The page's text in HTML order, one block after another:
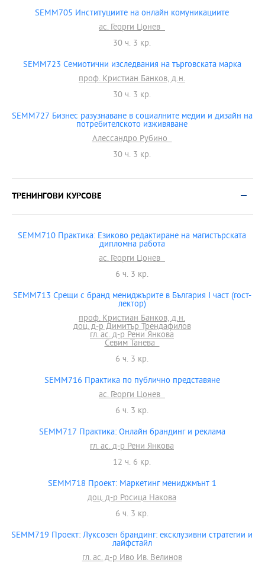
SEMM705 Институциите на онлайн комуникациите
ас. Георги Цонев
30 ч. 3 кр.
SEMM723 Семиотични изследвания на търговската марка
проф. Кристиан Банков, д.н.
30 ч. 3 кр.
SEMM727 Бизнес разузнаване в социалните медии и дизайн на
потребителското изживяване
Алессандро Рубино
30 ч. 3 кр.
ТРЕНИНГОВИ КУРСОВЕ
SEMM710 Практика: Езиково редактиране на магистърската
дипломна работа
ас. Георги Цонев
6 ч. 3 кр.
SEMM713 Срещи с бранд мениджърите в България I част (гост-
лектор)
проф. Кристиан Банков, д.н.
доц. д-р Димитър Трендафилов
гл. ас. д-р Рени Янкова
Севим Танева
6 ч. 3 кр.
SEMM716 Практика по публично представяне
ас. Георги Цонев
6 ч. 3 кр.
SEMM717 Практика: Онлайн брандинг и реклама
гл. ас. д-р Рени Янкова
12 ч. 6 кр.
SEMM718 Проект: Маркетинг мениджмънт 1
доц. д-р Росица Накова
6 ч. 3 кр.
SEMM719 Проект: Луксозен брандинг: ексклузивни стратегии и
лайфстайл
гл. ас. д-р Иво Ив. Велинов